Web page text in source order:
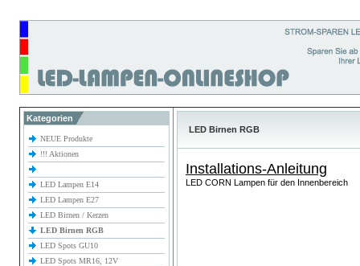
Kategorien
NEUE Produkte
!!! Aktionen
LED Lampen E14
LED Lampen E27
LED Birnen / Kerzen
LED Birnen RGB
LED Spots GU10
LED Spots MR16, 12V
LED Birnen RGB
Installations-Anleitung
LED CORN Lampen für den Innenbereich